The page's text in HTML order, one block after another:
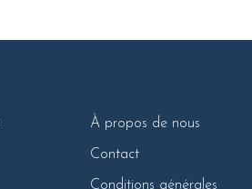
À propos de nous
Contact
Conditions générales